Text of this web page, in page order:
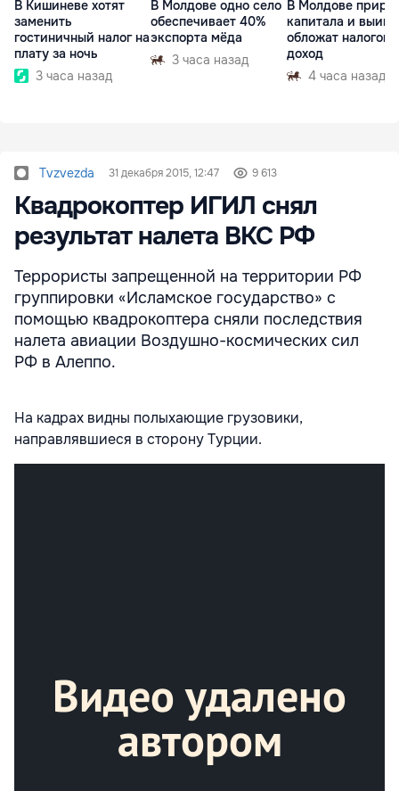
В Кишиневе хотят
заменить
гостиничный налог на
плату за ночь
3 часа назад
В Молдове одно село
обеспечивает 40%
экспорта мёда
3 часа назад
В Молдове
капитала и
обложат налогом
доход
4 часа назад
Tvzvezda 31 декабря 2015, 12:47 9 613
Квадрокоптер ИГИЛ снял
результат налета ВКС РФ
Террористы запрещенной на территории РФ
группировки «Исламское государство» с
помощью квадрокоптера сняли последствия
налета авиации Воздушно-космических сил
РФ в Алеппо.
На кадрах видны полыхающие грузовики,
направлявшиеся в сторону Турции.